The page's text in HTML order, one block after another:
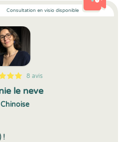
Consultation en visio disponible
8 avis
le neve
!